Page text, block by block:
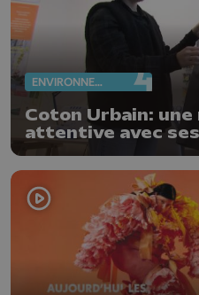
ENVIRONNEMENT
Coton Urbain:
attentive avec